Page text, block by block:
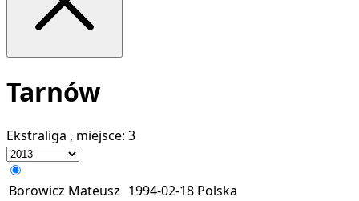
Tarnów
Ekstraliga , miejsce: 3
Borowicz Mateusz 1994-02-18 Polska